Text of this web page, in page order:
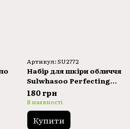
Артикул: SU2772
Набір для шкіри обличчя
Sulwhasoo Perfecting
Renewing Kit 2 Items
180 грн
В наявності
Купити